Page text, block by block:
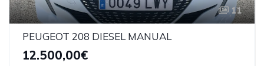
11
PEUGEOT 208 DIESEL MANUAL
12.500,00€